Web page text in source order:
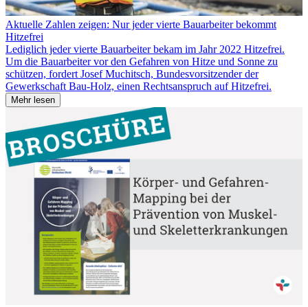
Aktuelle Zahlen zeigen: Nur jeder vierte Bauarbeiter bekommt
Hitzefrei
Lediglich jeder vierte Bauarbeiter bekam im Jahr 2022 Hitzefrei.
Um die Bauarbeiter vor den Gefahren von Hitze und Sonne zu
schützen, fordert Josef Muchitsch, Bundesvorsitzender der
Gewerkschaft Bau-Holz, einen Rechtsanspruch auf Hitzefrei.
Mehr lesen